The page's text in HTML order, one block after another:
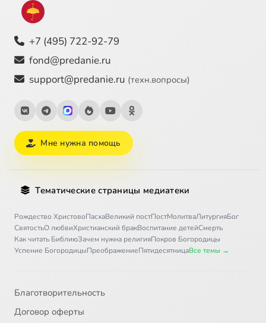
+7 (495) 722-92-79
fond@predanie.ru
support@predanie.ru (техн.вопросы)
Мне нужна помощь
Тематические страницы медиатеки
Рождество ХристовоПасхаВеликий постПостМолитваЛитургияБог
СвятостьО любвиХристианский бракВоспитание детейСмерть
Как читать БиблиюЗачем нужна религияПокров Богородицы
Успение БогородицыПреображениеПятидесятницаВсе темы →
Благотворительность
Договор оферты